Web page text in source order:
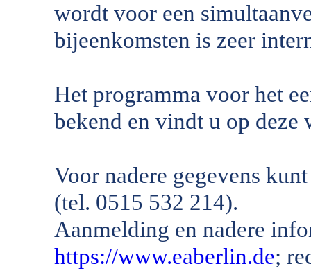
wordt voor een
bijeenkomsten is zeer
Het programma voor het
bekend en vindt u op deze
Voor nadere gegevens
(tel. 0515 532 214).
Aanmelding en nadere
https://www.eaberlin.de;